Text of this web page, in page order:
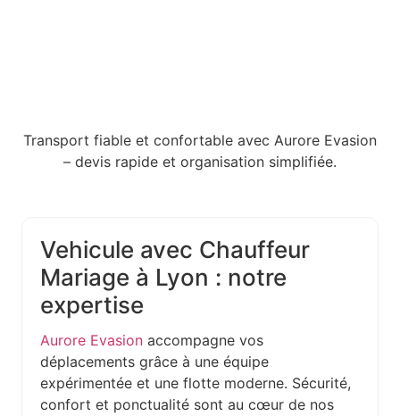
Transport fiable et confortable avec Aurore Evasion
– devis rapide et organisation simplifiée.
Vehicule avec Chauffeur
Mariage à Lyon : notre
expertise
Aurore Evasion accompagne vos
déplacements grâce à une équipe
expérimentée et une flotte moderne. Sécurité,
confort et ponctualité sont au cœur de nos